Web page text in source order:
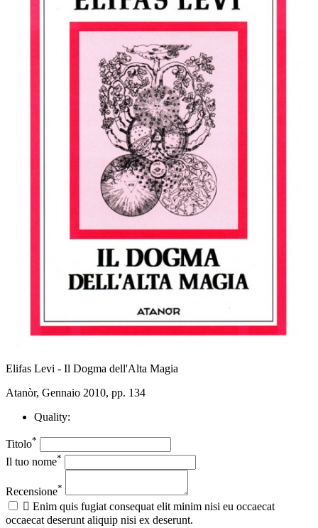
Elifas Levi - Il Dogma dell'Alta Magia
Atanòr, Gennaio 2010, pp. 134
Quality:
Titolo*
Il tuo nome*
Recensione*
 Enim quis fugiat consequat elit minim nisi eu occaecat
occaecat deserunt aliquip nisi ex deserunt.